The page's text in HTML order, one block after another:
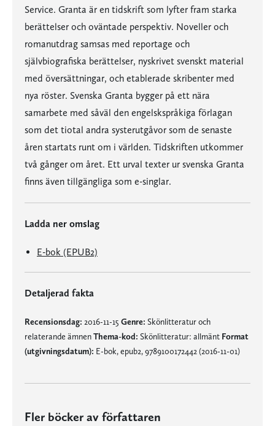
Service. Granta är en tidskrift som lyfter fram starka
berättelser och oväntade perspektiv. Noveller och
romanutdrag samsas med reportage och
självbiografiska berättelser, nyskrivet svenskt material
med översättningar, och etablerade skribenter med
nya röster. Svenska Granta bygger på ett nära
samarbete med såväl den engelskspråkiga förlagan
som det tiotal andra systerutgåvor som de senaste
åren startats runt om i världen. Tidskriften utkommer
två gånger om året. Ett urval texter ur svenska Granta
finns även tillgängliga som e-singlar.
Ladda ner omslag
E-bok (EPUB2)
Detaljerad fakta
Recensionsdag: 2016-11-15 Genre: Skönlitteratur och
relaterande ämnenThema-kod: Skönlitteratur: allmänt Format
(utgivningsdatum): E-bok, epub2, 9789100172442 (2016-11-01)
Fler böcker av författaren